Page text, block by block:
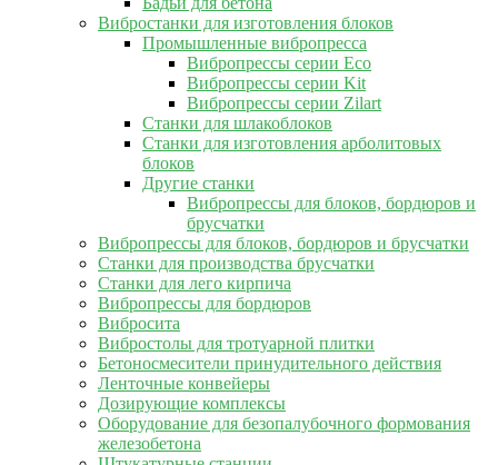
Вибростанки для изготовления блоков
Промышленные вибропресса
Вибропрессы серии Eco
Вибропрессы серии Kit
Вибропрессы серии Zilart
Станки для шлакоблоков
Станки для изготовления арболитовых
блоков
Другие станки
Вибропрессы для блоков, бордюров и
брусчатки
Вибропрессы для блоков, бордюров и брусчатки
Станки для производства брусчатки
Станки для лего кирпича
Вибропрессы для бордюров
Вибросита
Вибростолы для тротуарной плитки
Бетоносмесители принудительного действия
Ленточные конвейеры
Дозирующие комплексы
Оборудование для безопалубочного формования
железобетона